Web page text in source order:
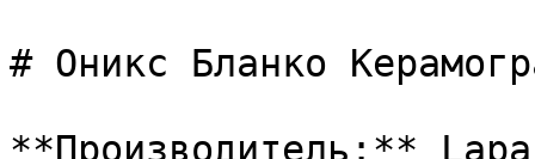
# Оникс Бланко
**Производитель:**